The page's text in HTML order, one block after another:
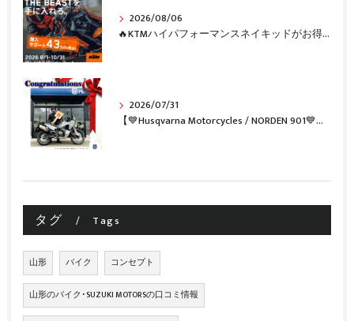
2026/08/06
🔥KTMハイパフォーマンスネイキッドがお得に手に入るチャンス🔥
2026/07/31
【💙Husqvarna Motorcycles / NORDEN 901💙】 ご納車おめでとうございます🎉✨
タグ Tags
山形 バイク コンセプト
山形のバイク･SUZUKI MOTORSの口コミ情報